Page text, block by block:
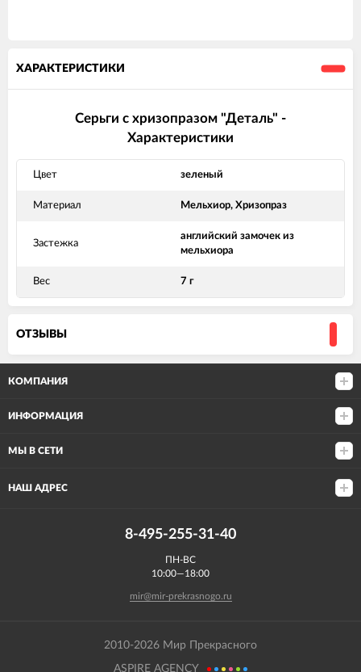
ХАРАКТЕРИСТИКИ
Серьги с хризопразом "Деталь" -
Характеристики
Цвет зеленый
Материал Мельхиор, Хризопраз
Застежка
английский замочек из
мельхиора
Вес 7 г
ОТЗЫВЫ
КОМПАНИЯ
ИНФОРМАЦИЯ
МЫ В СЕТИ
НАШ АДРЕС
8-495-255-31-40
ПН-ВС
10:00—18:00
mir@mir-prekrasnogo.ru
2010-2026 Мир Прекрасного
ASPIRE AGENCY